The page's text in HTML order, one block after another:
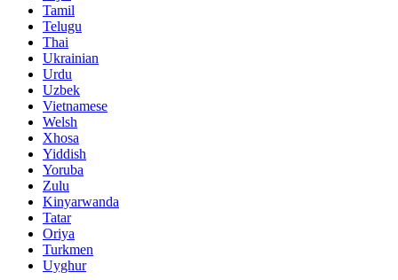
Tamil
Telugu
Thai
Ukrainian
Urdu
Uzbek
Vietnamese
Welsh
Xhosa
Yiddish
Yoruba
Zulu
Kinyarwanda
Tatar
Oriya
Turkmen
Uyghur